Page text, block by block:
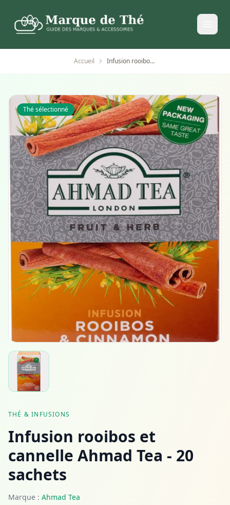
Accueil Infusion rooibos et cannelle Ahmad Tea - 20 sachets
Thé sélectionné
THÉ & INFUSIONS
Infusion rooibos et
cannelle Ahmad Tea - 20
sachets
Marque : Ahmad Tea